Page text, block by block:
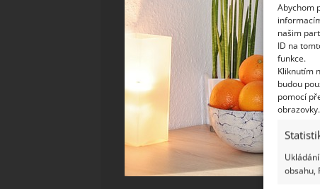
Abychom
našim
ID na
funkce.
Kliknutím
budou
pomocí
obrazovky.
obsahu,